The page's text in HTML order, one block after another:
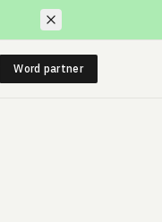
Word partner